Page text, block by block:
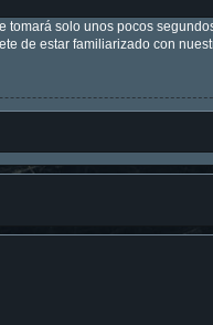
tomará solo unos pocos
de estar familiarizado con